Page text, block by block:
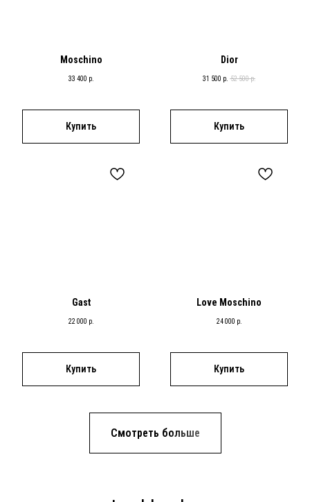
Moschino
33 400 р.
Купить
Dior
31 500 р. 52 500р.
Купить
Gast
22 000 р.
Купить
Love Moschino
24 000 р.
Купить
Смотреть больше